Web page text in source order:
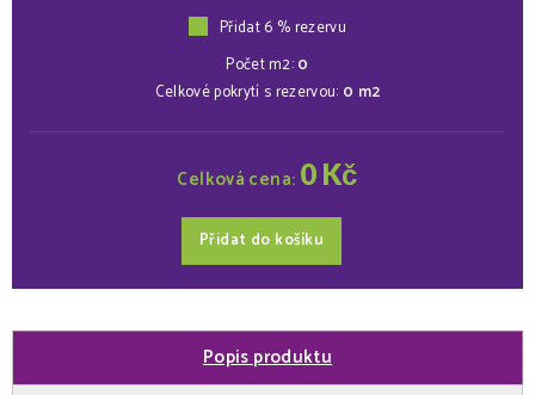
Přidat 6 % rezervu
Počet m2:0
Celkové pokrytí s rezervou: 0 m2
Celková cena: 0Kč
Přidat do košíku
Popis produktu